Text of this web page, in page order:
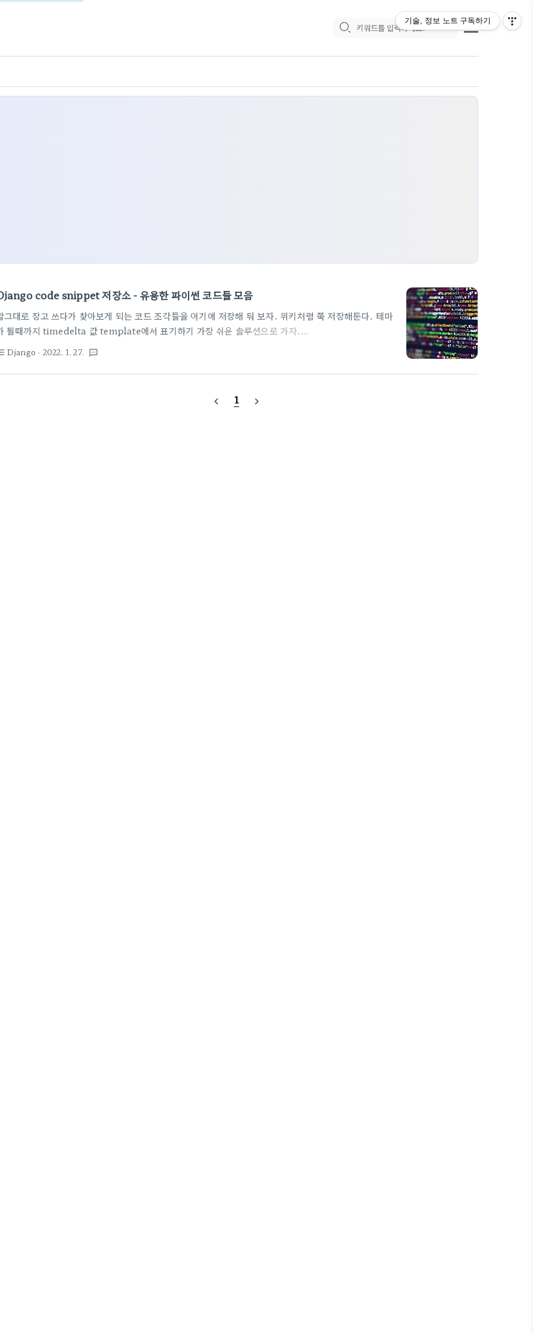
code snippet 저장소 - 유용한 파이썬 코드들 모음
그대로 장고 쓰다가 찾아보게 되는 코드 조각들을 여기에 저장해 둬 보자. 위키처럼 쭉 저장해둔다. 테마
될때까지 timedelta 값 template에서 표기하기 가장 쉬운 솔루션으로 가자.
Displaying a timedelta object in a django template - Stackify I followed Peter's advice
wrote a custom template filter. Here's the steps I took. First I followed this guide to
Django · 2022. 1. 27. textsms
navigate_before 1 navigate_next
기술, 정보 노트 구독하기